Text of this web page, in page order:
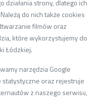
90-537 Łódź
działania strony, dlatego ich
do nich także cookies
filmów oraz
które wykorzystujemy do
Łódzkiej.
narzędzia Google
oraz rejestruje
z naszego serwisu,